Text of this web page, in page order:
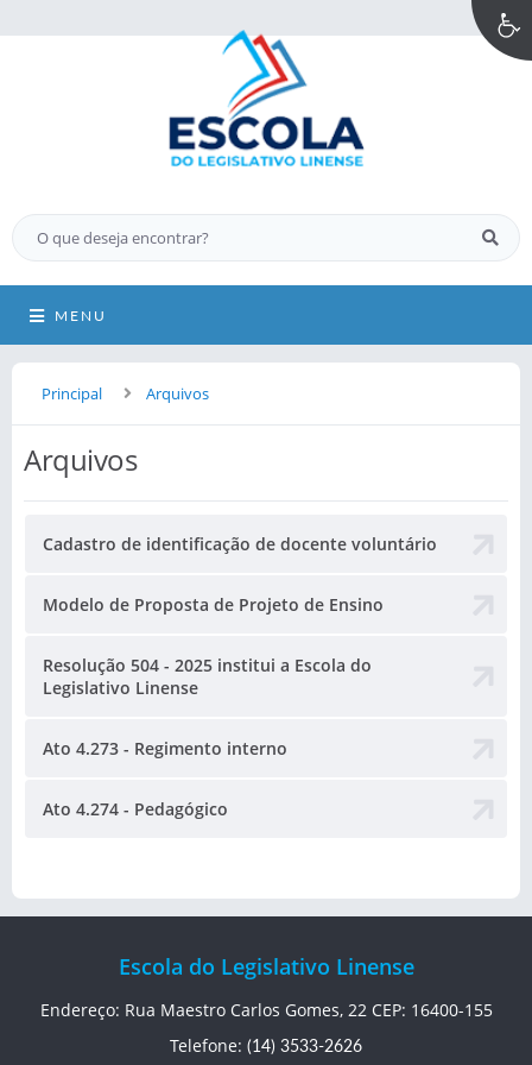
MENU
Principal Arquivos
Arquivos
Cadastro de identificação de docente voluntário
Modelo de Proposta de Projeto de Ensino
Resolução 504 - 2025 institui a Escola do
Legislativo Linense
Ato 4.273 - Regimento interno
Ato 4.274 - Pedagógico
Escola do Legislativo Linense
Endereço: Rua Maestro Carlos Gomes, 22 CEP: 16400-155
Telefone: (14) 3533-2626